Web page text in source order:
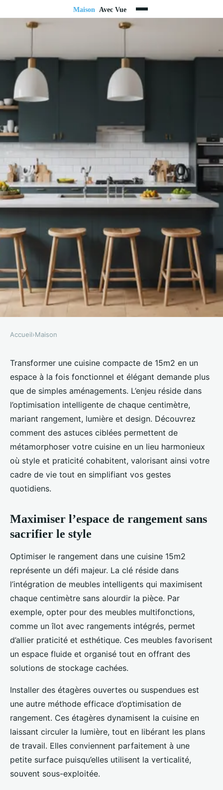
10 astuces pour transformer une
cuisine de 15m2 en un espace
stylé
Lisa•25 novembre 2025•10 min de lecture
Accueil›Maison
Transformer une cuisine compacte de 15m2 en un
espace à la fois fonctionnel et élégant demande plus
que de simples aménagements. L’enjeu réside dans
l’optimisation intelligente de chaque centimètre,
mariant rangement, lumière et design. Découvrez
comment des astuces ciblées permettent de
métamorphoser votre cuisine en un lieu harmonieux
où style et praticité cohabitent, valorisant ainsi votre
cadre de vie tout en simplifiant vos gestes
quotidiens.
Maximiser l’espace de rangement sans
sacrifier le style
Optimiser le rangement dans une cuisine 15m2
représente un défi majeur. La clé réside dans
l’intégration de meubles intelligents qui maximisent
chaque centimètre sans alourdir la pièce. Par
exemple, opter pour des meubles multifonctions,
comme un îlot avec rangements intégrés, permet
d’allier praticité et esthétique. Ces meubles favorisent
un espace fluide et organisé tout en offrant des
solutions de stockage cachées.
Installer des étagères ouvertes ou suspendues est
une autre méthode efficace d’optimisation de
rangement. Ces étagères dynamisent la cuisine en
laissant circuler la lumière, tout en libérant les plans
de travail. Elles conviennent parfaitement à une
petite surface puisqu’elles utilisent la verticalité,
souvent sous-exploitée.